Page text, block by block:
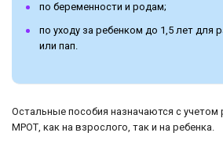
по беременности и родам;
по уходу за ребенком до 1,5 лет для
или пап.
Остальные пособия назначаются с учетом
МРОТ, как на взрослого, так и на ребенка.